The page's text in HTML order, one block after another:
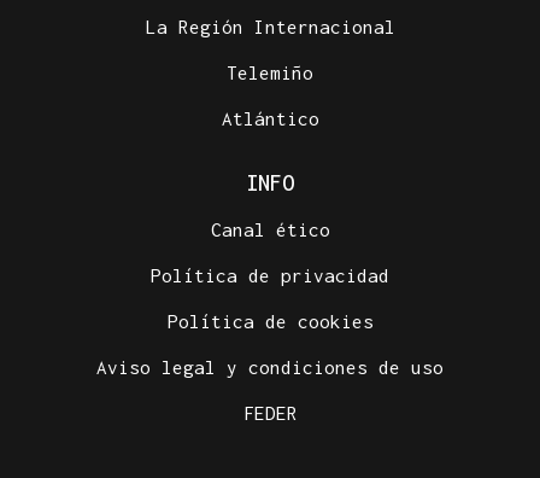
La Región Internacional
Telemiño
Atlántico
INFO
Canal ético
Política de privacidad
Política de cookies
Aviso legal y condiciones de uso
FEDER